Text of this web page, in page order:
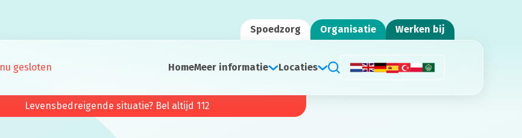
Spoedzorg Organisatie Werken bij
nu gesloten HomeMeer informatie Locaties
Levensbedreigende situatie? Bel altijd 112